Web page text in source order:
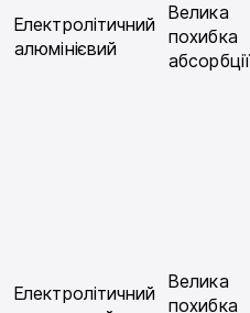
Електролітичний
алюмінієвий
Велика
похибка
абсорбції
Електролітичний
Велика
похибка